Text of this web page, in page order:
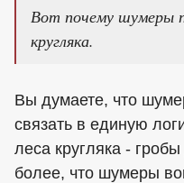
Вот почему шумеры
кругляка.
Вы думаете, что
связать в единую
леса кругляка -
более, что шумеры